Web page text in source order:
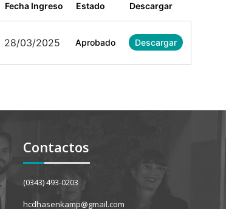
Fecha Ingreso Estado Descargar
28/03/2025 Aprobado Descargar
Contactos
(0343) 493-0203
hcdhasenkamp@gmail.com